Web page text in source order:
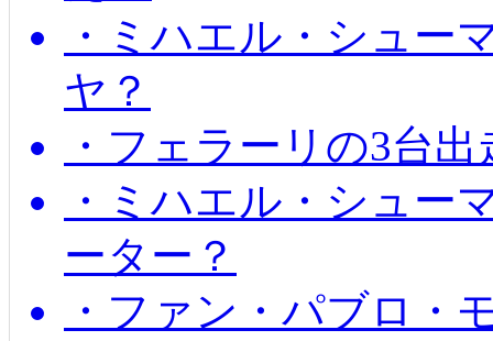
・ミハエル・シュー
ヤ？
・フェラーリの3台
・ミハエル・シュー
ーター？
・ファン・パブロ・